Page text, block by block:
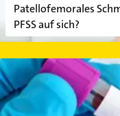
Patellofemorales
PFSS auf sich?
Rheumatoide Arthritis: